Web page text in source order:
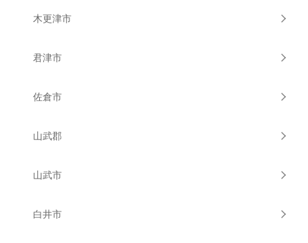
木更津市
君津市
佐倉市
山武郡
山武市
白井市